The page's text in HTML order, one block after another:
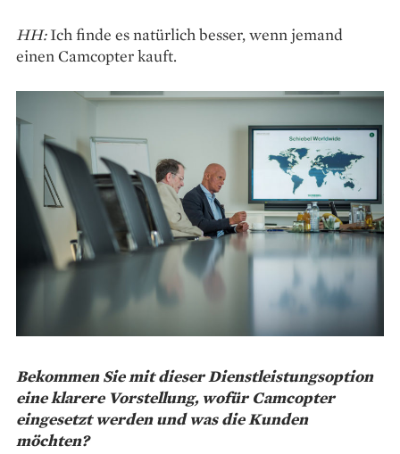
HH:Ich finde es natürlich besser, wenn jemand
einen Camcopter kauft.
Bekommen Sie mit dieser Dienstleistungsoption
eine klarere Vorstellung, wofür Camcopter
eingesetzt werden und was die Kunden
möchten?